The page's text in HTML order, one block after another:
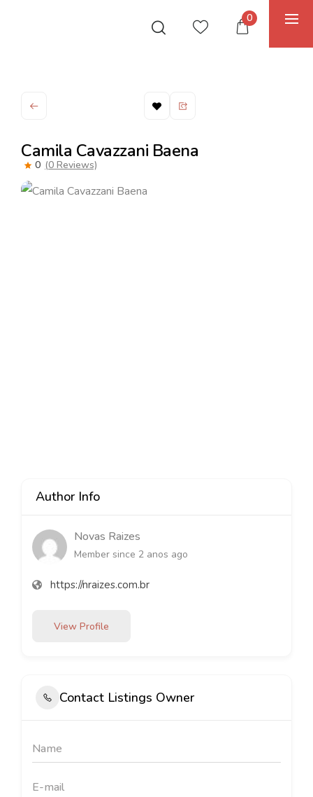
0
Camila Cavazzani Baena
0 (0 Reviews)
Author Info
Novas Raizes
Member since 2 anos ago
https://nraizes.com.br
View Profile
Contact Listings Owner